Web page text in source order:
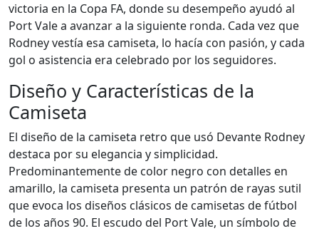
victoria en la Copa FA, donde su desempeño ayudó al
Port Vale a avanzar a la siguiente ronda. Cada vez que
Rodney vestía esa camiseta, lo hacía con pasión, y cada
gol o asistencia era celebrado por los seguidores.
Diseño y Características de la
Camiseta
El diseño de la camiseta retro que usó Devante Rodney
destaca por su elegancia y simplicidad.
Predominantemente de color negro con detalles en
amarillo, la camiseta presenta un patrón de rayas sutil
que evoca los diseños clásicos de camisetas de fútbol
de los años 90. El escudo del Port Vale, un símbolo de